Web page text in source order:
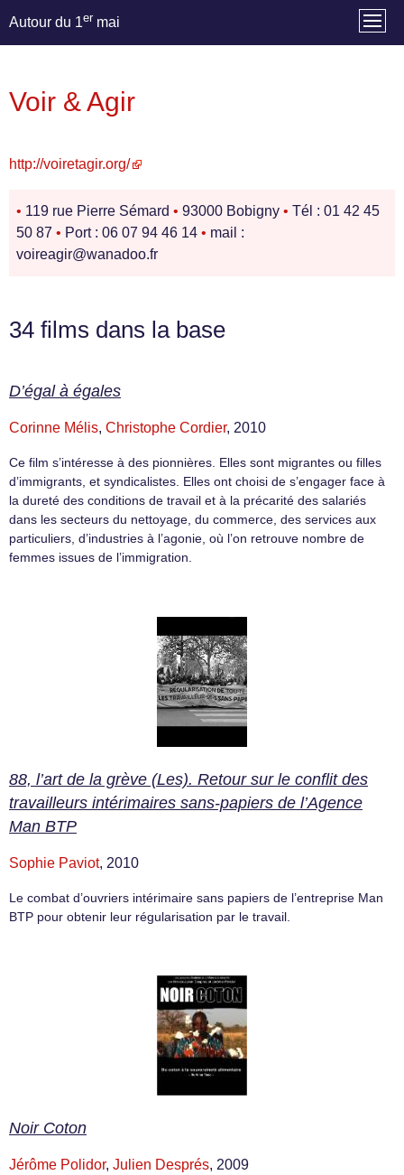
Autour du 1er mai
Voir & Agir
http://voiretagir.org/
• 119 rue Pierre Sémard • 93000 Bobigny • Tél : 01 42 45
50 87 • Port : 06 07 94 46 14 • mail :
voireagir@wanadoo.fr
34 films dans la base
D’égal à égales
Corinne Mélis, Christophe Cordier, 2010
Ce film s’intéresse à des pionnières. Elles sont migrantes ou filles
d’immigrants, et syndicalistes. Elles ont choisi de s’engager face à
la dureté des conditions de travail et à la précarité des salariés
dans les secteurs du nettoyage, du commerce, des services aux
particuliers, d’industries à l’agonie, où l’on retrouve nombre de
femmes issues de l’immigration.
88, l’art de la grève (Les). Retour sur le conflit des
travailleurs intérimaires sans-papiers de l’Agence
Man BTP
Sophie Paviot, 2010
Le combat d’ouvriers intérimaire sans papiers de l’entreprise Man
BTP pour obtenir leur régularisation par le travail.
Noir Coton
Jérôme Polidor, Julien Després, 2009